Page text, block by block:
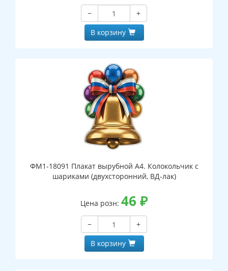
−
+
В корзину
ФМ1-18091 Плакат вырубной А4. Колокольчик с
шариками (двухсторонний, ВД-лак)
Цена розн: 46 ₽
−
+
В корзину